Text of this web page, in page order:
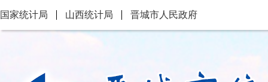
国家统计局 山西统计局 晋城市人民政府